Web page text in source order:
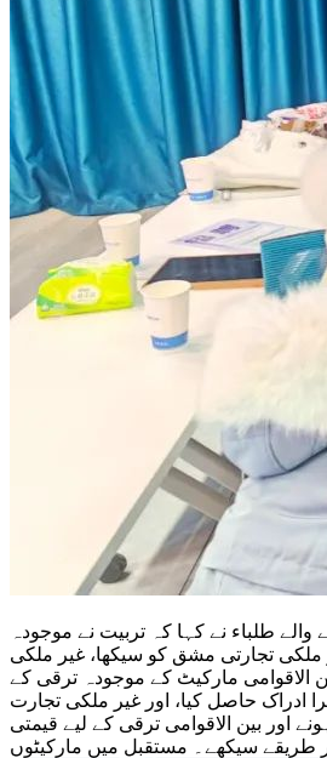
طلباء نے کہا کہ تربیت نے موجودہ
تجارتی مشق کو سیکھا، غیر ملکی
الاقوامی مارکیٹ کے موجودہ ترقی کے
ادراک حاصل کیا، اور غیر ملکی تجارت
اور بین الاقوامی ترقی کے لیے قیمتی